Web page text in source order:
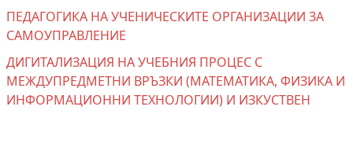
ПЕДАГОГИКА НА УЧЕНИЧЕСКИТЕ ОРГАНИЗАЦИИ ЗА
САМОУПРАВЛЕНИЕ
ДИГИТАЛИЗАЦИЯ НА УЧЕБНИЯ ПРОЦЕС С
МЕЖДУПРЕДМЕТНИ ВРЪЗКИ (МАТЕМАТИКА, ФИЗИКА И
ИНФОРМАЦИОННИ ТЕХНОЛОГИИ) И ИЗКУСТВЕН